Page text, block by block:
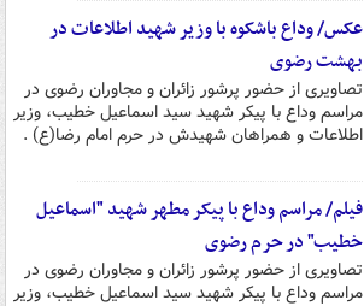
عکس/ وداع باشکوه با وزیر شهید اطلاعات در
بهشت رضوی
تصاویری از حضور پرشور زائران و مجاوران رضوی در
مراسم وداع با پیکر شهید سید اسماعیل خطیب، وزیر
اطلاعات و همراهان شهیدش در حرم امام رضا(ع) .
فیلم/ مراسم وداع با پیکر مطهر شهید "اسماعیل
خطیب" در حرم رضوی
تصاویری از حضور پرشور زائران و مجاوران رضوی در
مراسم وداع با پیکر شهید سید اسماعیل خطیب، وزیر